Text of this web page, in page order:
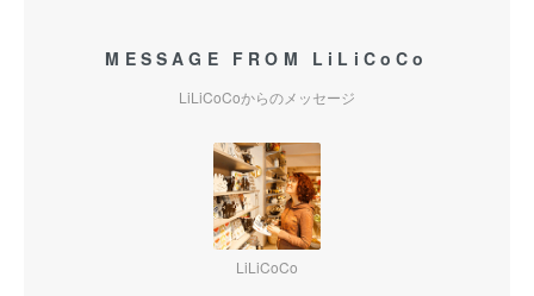
MESSAGE FROM LiLiCoCo
LiLiCoCoからのメッセージ
LiLiCoCo